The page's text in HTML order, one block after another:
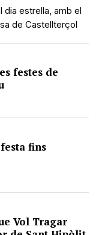
dia estrella, amb el
de Castellterçol
festes de
fins
Vol Tragar